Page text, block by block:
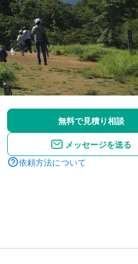
無料で見積り相談
メッセージを送る
依頼方法について